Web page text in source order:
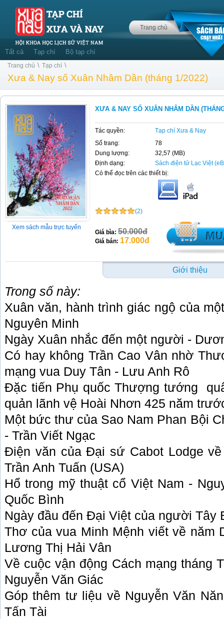
Trang chủ
Tất cả Tạp chí Bộ tạp chí
Trang chủ \ Tạp chí \
Xưa & Nay số Xuân Nhâm Dần (tháng 1/2022)
Xem sách mẫu trực tuyến
XƯA & NAY SỐ XUÂN NHÂM DẦN
Tác quyền:
Tạp chí Xưa & Nay
Số trang:
78
Dung lượng:
32,57 (MB)
Định dạng:
Sách điện tử Lạc Việt
Có thể đọc trên các thiết bị:
(2)
Giá bìa: 50.000đ
Giá bán: 17.000đ
Giới thiệu
Trong số này:
Xuân văn, hành trình giác ngộ của
Nguyên Minh
Ngày Xuân nhắc đến một người -
Có hay không Trần Cao Vân nhờ
mạng vua Duy Tân - Lưu Anh Rô
Đặc tiến Phụ quốc Thượng tướng
quản lãnh vệ Hoài Nhơn 425 năm
Một bức thư của Sao Nam Phan Bội
- Trần Viết Ngạc
Điện văn của Đại sứ Cabot Lodge
Trần Anh Tuấn (USA)
Hổ trong mỹ thuật cổ Việt Nam -
Quốc Bình
Ngày đầu đến Đại Việt của người Tây
Thơ của vua Minh Mệnh viết về năm
Lương Thị Hải Vân
Về cuộc vận động Cách mạng tháng
Nguyễn Văn Giác
Góp thêm tư liệu về Nguyễn Văn
Tấn Tài